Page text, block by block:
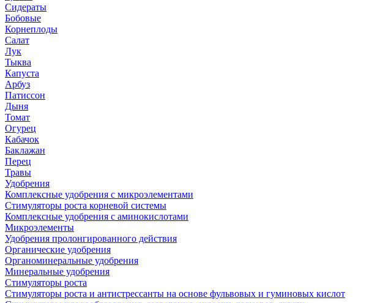
Сидераты
Бобовые
Корнеплоды
Салат
Лук
Тыква
Капуста
Арбуз
Патиссон
Дыня
Томат
Огурец
Кабачок
Баклажан
Перец
Травы
Удобрения
Комплексные удобрения с микроэлементами
Стимуляторы роста корневой системы
Комплексные удобрения с аминокислотами
Микроэлементы
Удобрения пролонгированного действия
Органические удобрения
Органоминеральные удобрения
Минеральные удобрения
Стимуляторы роста
Стимуляторы роста и антистрессанты на основе фульвовых и гуминовых кислот